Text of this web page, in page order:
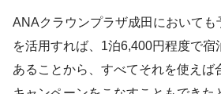
ANAクラウンプラザ成田においても
を活用すれば、1泊6,400円程度で宿
あることから、すべてそれを使えば